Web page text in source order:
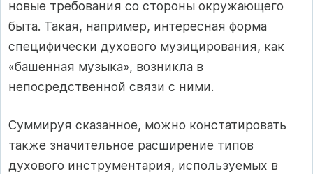
новые требования со стороны окружающего
быта. Такая, например, интересная форма
специфически духового музицирования, как
«башенная музыка», возникла в
непосредственной связи с ними.
Суммируя сказанное, можно констатировать
также значительное расширение типов
духового инструментария, используемых в